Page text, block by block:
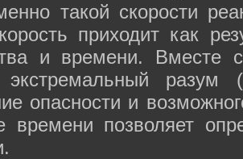
такой скорости
приходит как
и времени. Вместе
экстремальный разум
опасности и
позволяет